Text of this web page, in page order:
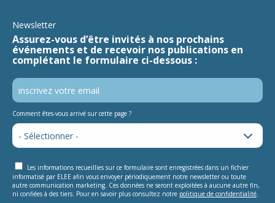
Newsletter
Assurez-vous d’être invités à nos prochains
événements et de recevoir nos publications en
complétant le formulaire ci-dessous :
Comment êtes-vous arrivé sur cette page ?
Les informations recueillies sur ce formulaire sont enregistrées dans un fichier
informatisé par ELEE afin vous envoyer périodiquement notre newsletter ou toute
autre communication marketing. Ces données ne seront exploitées à aucune autre fin,
ni confiées à des tiers. Pour en savoir plus consultez notre politique de confidentialité.